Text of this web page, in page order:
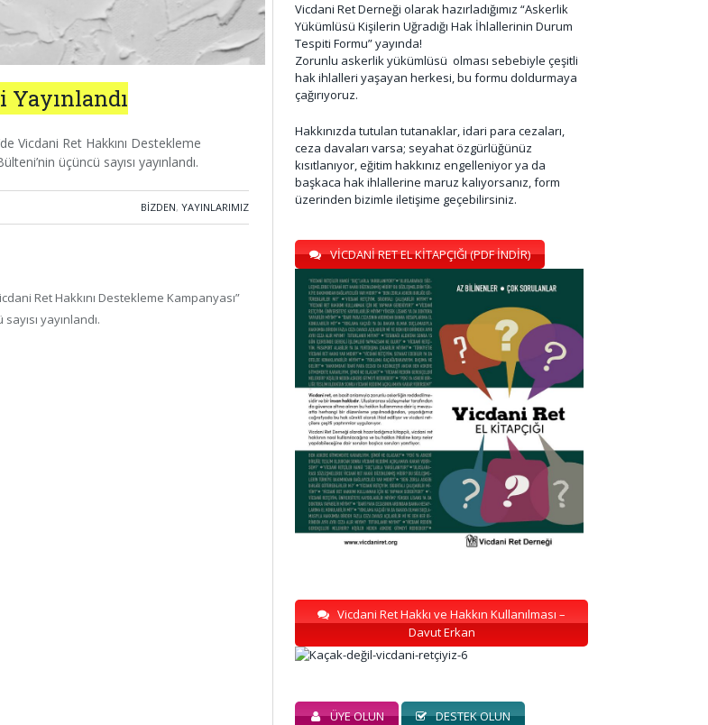
Vicdani Ret Hakkını Destekleme
üçüncü sayısı yayınlandı.
BIZDEN, YAYINLARIMIZ
Ret Hakkını Destekleme Kampanyası”
yayınlandı.
Vicdani Ret Derneği olarak hazırladığımız “Askerlik
Yükümlüsü Kişilerin Uğradığı Hak İhlallerinin Durum
Tespiti Formu” yayında!
Zorunlu askerlik yükümlüsü olması sebebiyle çeşitli
hak ihlalleri yaşayan herkesi, bu formu doldurmaya
çağırıyoruz.
Hakkınızda tutulan tutanaklar, idari para cezaları,
ceza davaları varsa; seyahat özgürlüğünüz
kısıtlanıyor, eğitim hakkınız engelleniyor ya da
başkaca hak ihlallerine maruz kalıyorsanız, form
üzerinden bizimle iletişime geçebilirsiniz.
VİCDANİ RET EL KİTAPÇIĞI (PDF İNDİR)
Vicdani Ret Hakkı ve Hakkın Kullanılması –
Davut Erkan
ÜYE OLUN DESTEK OLUN